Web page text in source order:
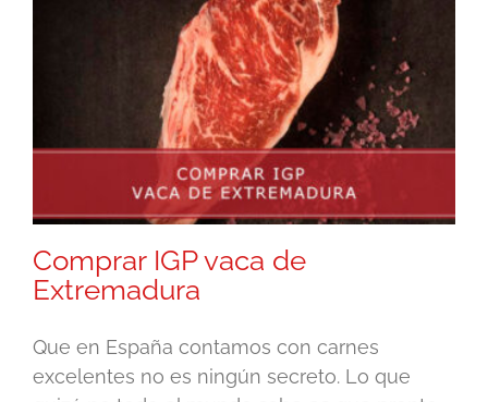
Comprar IGP vaca de
Extremadura
Que en España contamos con carnes
excelentes no es ningún secreto. Lo que